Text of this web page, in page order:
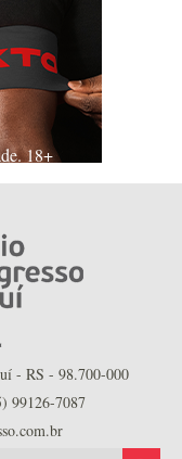
18+
- RS - 98.700-000
99126-7087